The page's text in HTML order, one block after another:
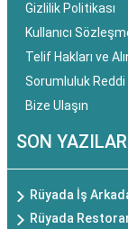
Gizlilik Politikası
Kullanıcı
Telif Hakları ve
Sorumluluk Reddi
Bize Ulaşın
SON YAZILAR
Rüyada İş
Rüyada